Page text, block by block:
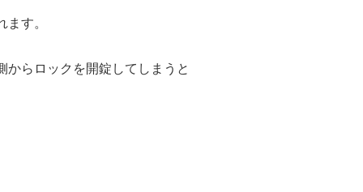
す。
らロックを開錠してしまうと